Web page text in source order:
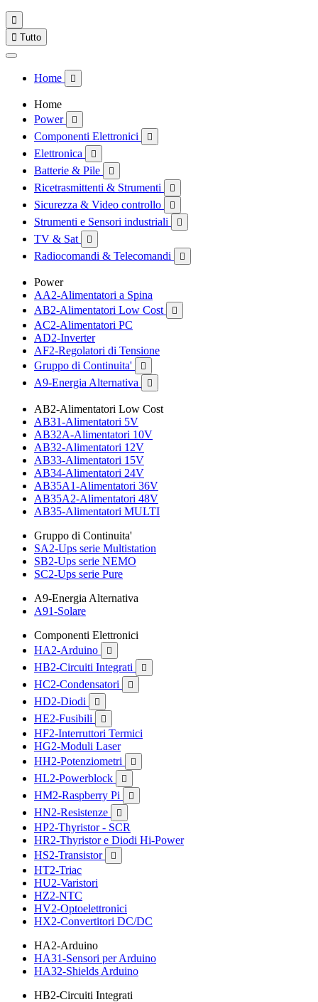

 Tutto
Home 
Home
Power

Componenti Elettronici 
Elettronica 
Batterie & Pile 
Ricetrasmittenti & Strumenti 
Sicurezza & Video controllo 
Strumenti e Sensori industriali 
TV & Sat 
Radiocomandi & Telecomandi 
Power
AA2-Alimentatori a Spina
AB2-Alimentatori Low Cost

AC2-Alimentatori PC
AD2-Inverter
AF2-Regolatori di Tensione
Gruppo di Continuita'

A9-Energia Alternativa 
AB2-Alimentatori Low Cost
AB31-Alimentatori 5V
AB32A-Alimentatori 10V
AB32-Alimentatori 12V
AB33-Alimentatori 15V
AB34-Alimentatori 24V
AB35A1-Alimentatori 36V
AB35A2-Alimentatori 48V
AB35-Alimentatori MULTI
Gruppo di Continuita'
SA2-Ups serie Multistation
SB2-Ups serie NEMO
SC2-Ups serie Pure
A9-Energia Alternativa
A91-Solare
Componenti Elettronici
HA2-Arduino

HB2-Circuiti Integrati 
HC2-Condensatori 
HD2-Diodi 
HE2-Fusibili 
HF2-Interruttori Termici
HG2-Moduli Laser
HH2-Potenziometri

HL2-Powerblock 
HM2-Raspberry Pi 
HN2-Resistenze 
HP2-Thyristor - SCR
HR2-Thyristor e Diodi Hi-Power
HS2-Transistor

HT2-Triac
HU2-Varistori
HZ2-NTC
HV2-Optoelettronici
HX2-Convertitori DC/DC
HA2-Arduino
HA31-Sensori per Arduino
HA32-Shields Arduino
HB2-Circuiti Integrati